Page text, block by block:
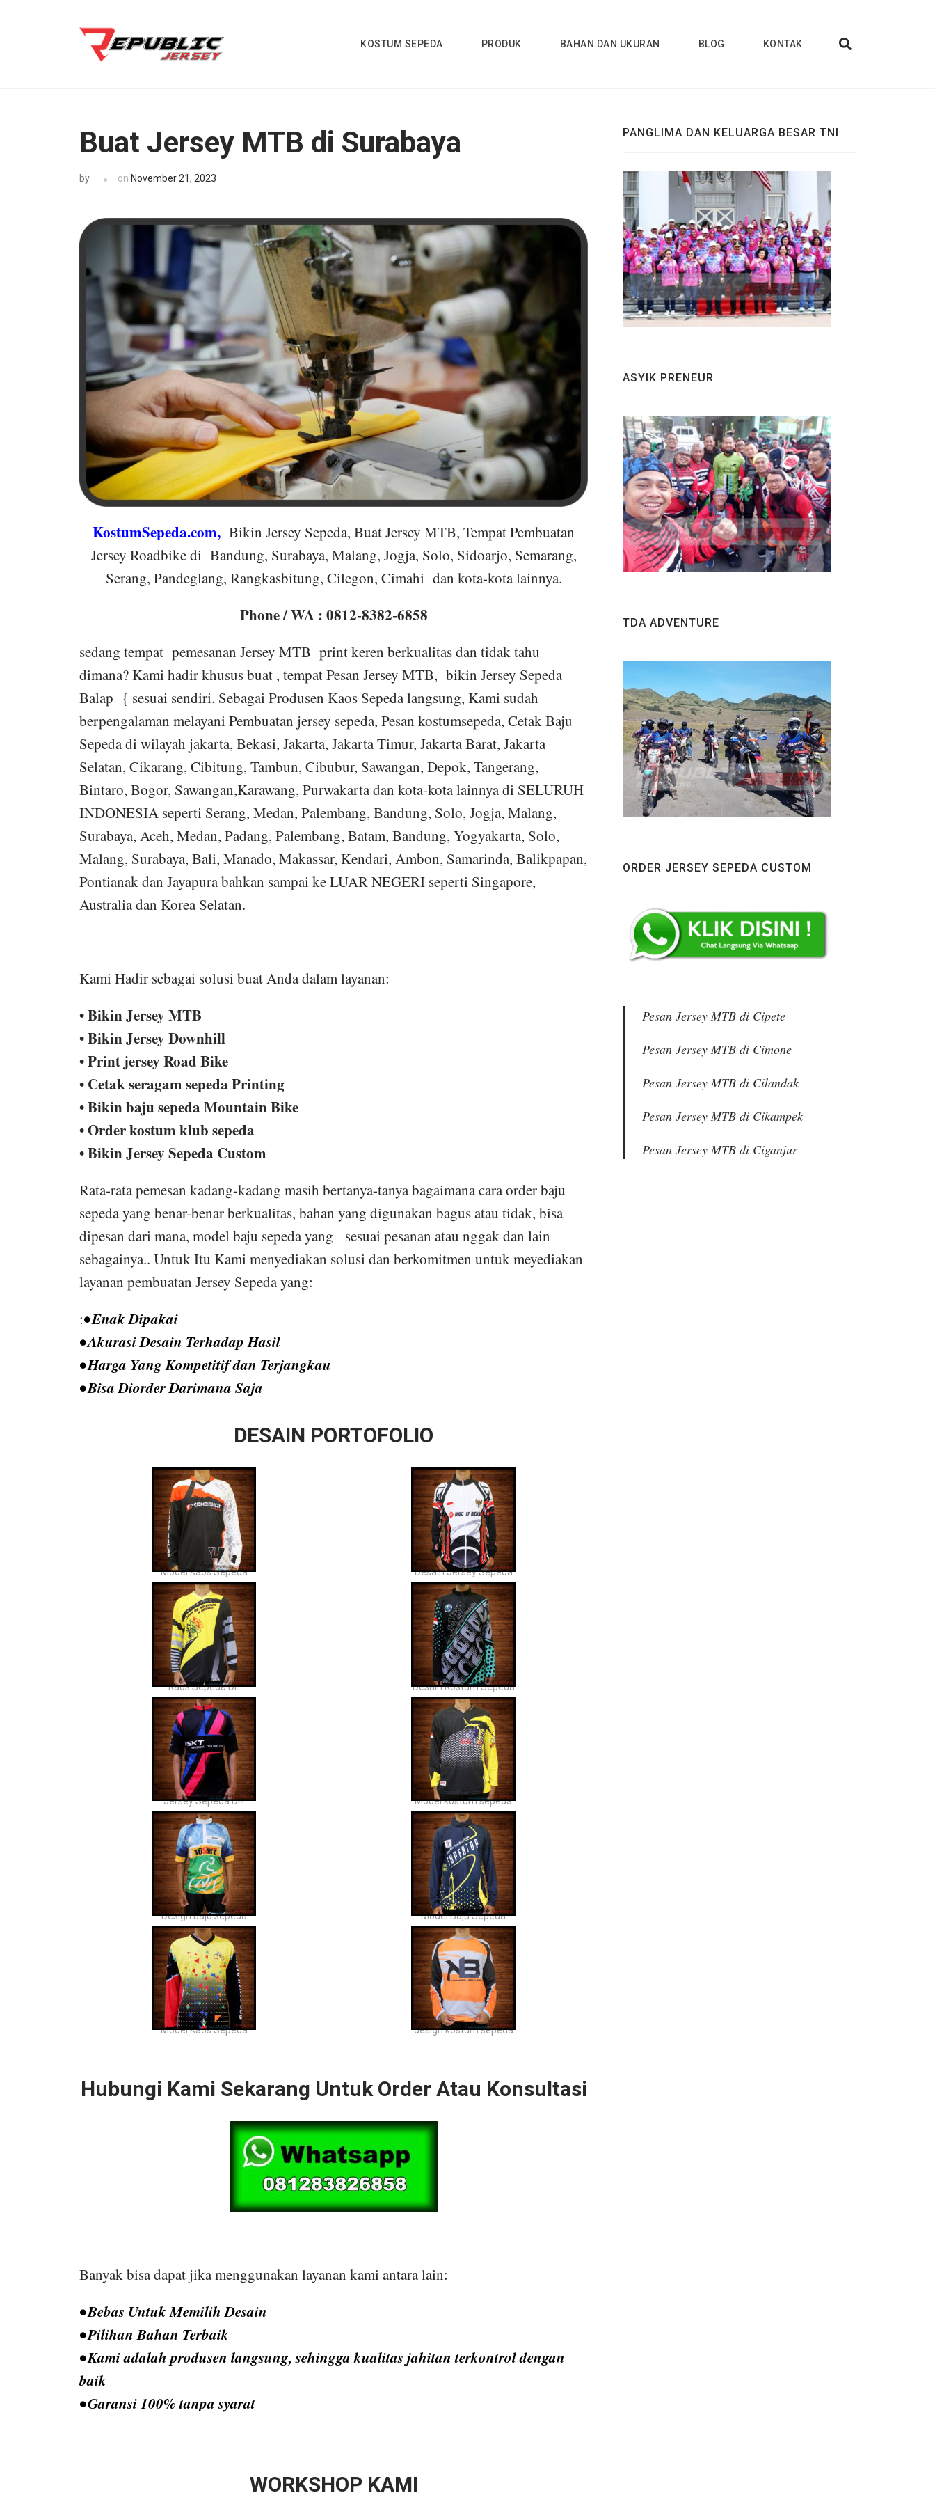
Kostum Sepeda
0812-8382-6858, Toko Kostum Terdekat, Tempat Buat Jersey BekasiKOSTUM SEPEDA PRODUK BAHAN DAN UKURAN BLOG KONTAK
Buat Jersey MTB di Surabaya
by on November 21, 2023
KostumSepeda.com,Bikin Jersey Sepeda, Buat Jersey MTB, Tempat Pembuatan
Jersey Roadbike di Bandung, Surabaya, Malang, Jogja, Solo, Sidoarjo, Semarang,
Serang, Pandeglang, Rangkasbitung, Cilegon, Cimahi dan kota-kota lainnya.
Phone / WA : 0812-8382-6858
sedang tempat pemesanan Jersey MTB print keren berkualitas dan tidak tahu
dimana? Kami hadir khusus buat , tempat Pesan Jersey MTB, bikin Jersey Sepeda
Balap { sesuai sendiri. Sebagai Produsen Kaos Sepeda langsung, Kami sudah
berpengalaman melayani Pembuatan jersey sepeda, Pesan kostumsepeda, Cetak Baju
Sepeda di wilayah jakarta, Bekasi, Jakarta, Jakarta Timur, Jakarta Barat, Jakarta
Selatan, Cikarang, Cibitung, Tambun, Cibubur, Sawangan, Depok, Tangerang,
Bintaro, Bogor, Sawangan,Karawang, Purwakarta dan kota-kota lainnya di SELURUH
INDONESIA seperti Serang, Medan, Palembang, Bandung, Solo, Jogja, Malang,
Surabaya, Aceh, Medan, Padang, Palembang, Batam, Bandung, Yogyakarta, Solo,
Malang, Surabaya, Bali, Manado, Makassar, Kendari, Ambon, Samarinda, Balikpapan,
Pontianak dan Jayapura bahkan sampai ke LUAR NEGERI seperti Singapore,
Australia dan Korea Selatan.
Kami Hadir sebagai solusi buat Anda dalam layanan:
• Bikin Jersey MTB
• Bikin Jersey Downhill
• Print jersey Road Bike
• Cetak seragam sepeda Printing
• Bikin baju sepeda Mountain Bike
• Order kostum klub sepeda
• Bikin Jersey Sepeda Custom
Rata-rata pemesan kadang-kadang masih bertanya-tanya bagaimana cara order baju
sepeda yang benar-benar berkualitas, bahan yang digunakan bagus atau tidak, bisa
dipesan dari mana, model baju sepeda yang sesuai pesanan atau nggak dan lain
sebagainya.. Untuk Itu Kami menyediakan solusi dan berkomitmen untuk meyediakan
layanan pembuatan Jersey Sepeda yang:
:• Enak Dipakai
• Akurasi Desain Terhadap Hasil
• Harga Yang Kompetitif dan Terjangkau
• Bisa Diorder Darimana Saja
DESAIN PORTOFOLIO
Model Kaos Sepeda Desain Jersey Sepeda
Kaos Sepeda Dh Desain Kostum Sepeda
Jersey Sepeda DH Model kostum sepeda
Design baju sepeda Model Baju Sepeda
Model Kaos Sepeda design kostum sepeda
Hubungi Kami Sekarang Untuk Order Atau Konsultasi
Banyak bisa dapat jika menggunakan layanan kami antara lain:
• Bebas Untuk Memilih Desain
• Pilihan Bahan Terbaik
• Kami adalah produsen langsung, sehingga kualitas jahitan terkontrol dengan
baik
• Garansi 100% tanpa syarat
WORKSHOP KAMI
PANGLIMA DAN KELUARGA BESAR TNI
ASYIK PRENEUR
TDA ADVENTURE
ORDER JERSEY SEPEDA CUSTOM
Pesan Jersey MTB di Cipete
Pesan Jersey MTB di Cimone
Pesan Jersey MTB di Cilandak
Pesan Jersey MTB di Cikampek
Pesan Jersey MTB di Ciganjur